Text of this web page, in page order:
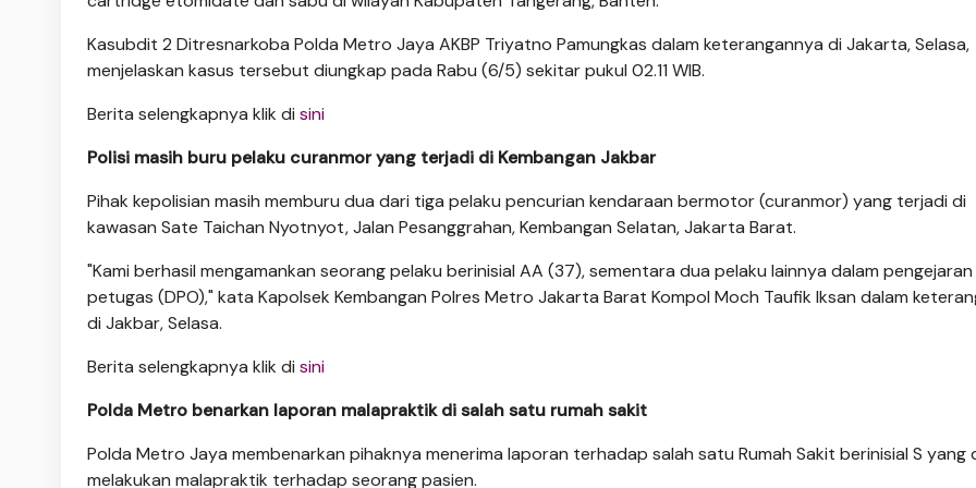
Kasubdit 2 Ditresnarkoba Polda Metro Jaya AKBP Triyatno Pamungkas dalam keterangannya di Jakarta, Selasa,
menjelaskan kasus tersebut diungkap pada Rabu (6/5) sekitar pukul 02.11 WIB.
Berita selengkapnya klik di sini
Polisi masih buru pelaku curanmor yang terjadi di Kembangan Jakbar
Pihak kepolisian masih memburu dua dari tiga pelaku pencurian kendaraan bermotor (curanmor) yang terjadi di
kawasan Sate Taichan Nyotnyot, Jalan Pesanggrahan, Kembangan Selatan, Jakarta Barat.
"Kami berhasil mengamankan seorang pelaku berinisial AA (37), sementara dua pelaku lainnya dalam pengejaran
petugas (DPO)," kata Kapolsek Kembangan Polres Metro Jakarta Barat Kompol Moch Taufik Iksan dalam
di Jakbar, Selasa.
Berita selengkapnya klik di sini
Polda Metro benarkan laporan malapraktik di salah satu rumah sakit
Polda Metro Jaya membenarkan pihaknya menerima laporan terhadap salah satu Rumah Sakit berinisial S yang
melakukan malapraktik terhadap seorang pasien.